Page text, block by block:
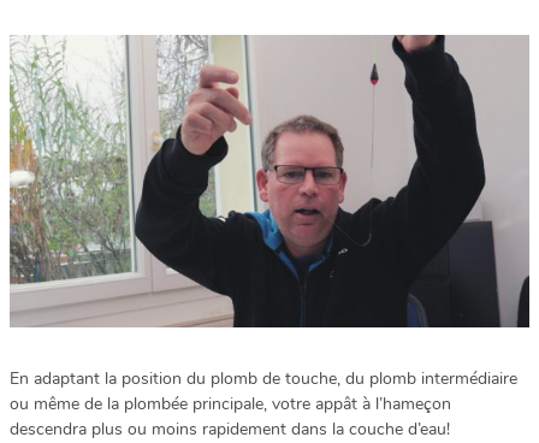
En adaptant la position du plomb de touche, du plomb intermédiaire
ou même de la plombée principale, votre appât à l’hameçon
descendra plus ou moins rapidement dans la couche d’eau!